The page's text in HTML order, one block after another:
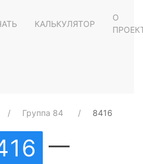
КАЛЬКУЛЯТОР
О
Группа 84 8416
—